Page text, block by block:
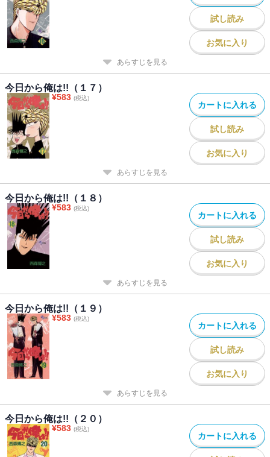
試し読み
お気に入り
あらすじを見る
今日から俺は!!（１７）
¥583 (税込)
カートに入れる
試し読み
お気に入り
あらすじを見る
今日から俺は!!（１８）
¥583 (税込)
カートに入れる
試し読み
お気に入り
あらすじを見る
今日から俺は!!（１９）
¥583 (税込)
カートに入れる
試し読み
お気に入り
あらすじを見る
今日から俺は!!（２０）
¥583 (税込)
カートに入れる